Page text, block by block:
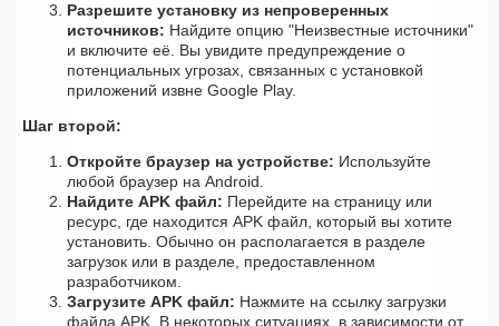
Разрешите установку из непроверенных
источников: Найдите опцию "Неизвестные источники"
и включите её. Вы увидите предупреждение о
потенциальных угрозах, связанных с установкой
приложений извне Google Play.
Шаг второй:
Откройте браузер на устройстве: Используйте
любой браузер на Android.
Найдите APK файл: Перейдите на страницу или
ресурс, где находится APK файл, который вы хотите
установить. Обычно он располагается в разделе
загрузок или в разделе, предоставленном
разработчиком.
Загрузите APK файл: Нажмите на ссылку загрузки
файла APK. В некоторых ситуациях, в зависимости от